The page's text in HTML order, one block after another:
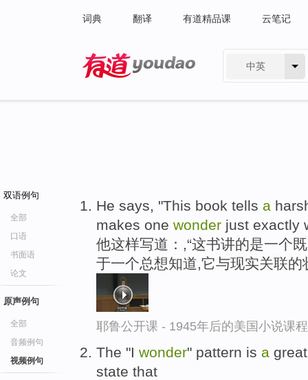
词典 翻译 有道精品课 云笔记
中英
双语例句
全部
口语
书面语
论文
原声例句
全部
音频例句
视频例句
He says, "This book tells a
makes one wonder just exactly
他这样写道：,“这书讲的是一个
于一个总想知道,它与现实关联的
耶鲁公开课 - 1945年后的美国小说课
The "I wonder" pattern is a
state that